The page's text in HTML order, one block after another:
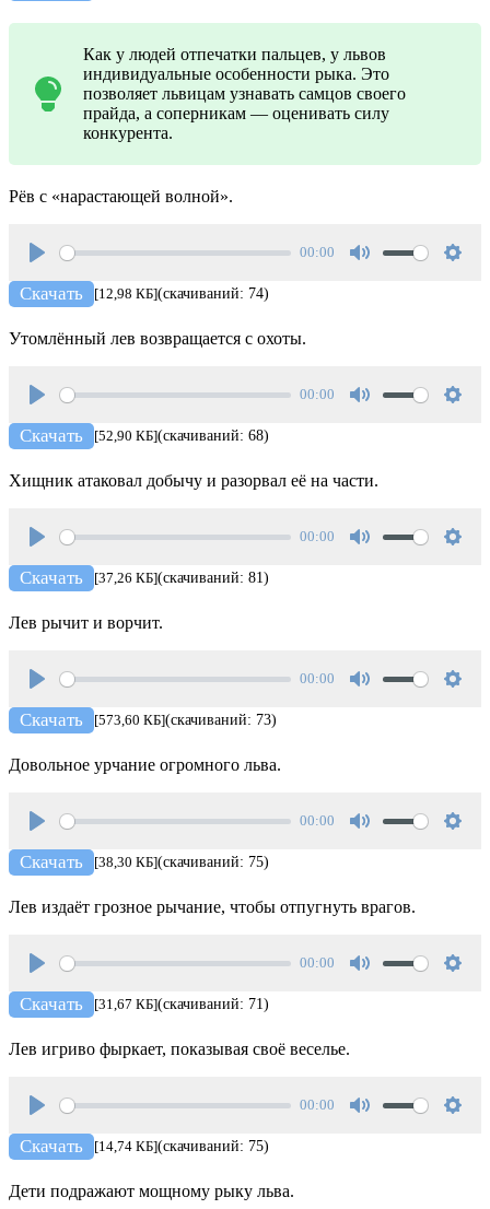
Как у людей отпечатки пальцев, у львов
индивидуальные особенности рыка. Это
позволяет львицам узнавать самцов своего
прайда, а соперникам — оценивать силу
конкурента.
Рёв с «нарастающей волной».
Play
00:00
Скачать [12,98 КБ](скачиваний: 74)
Утомлённый лев возвращается с охоты.
Play
00:00
Скачать [52,90 КБ](скачиваний: 68)
Хищник атаковал добычу и разорвал её на части.
Play
00:00
Скачать [37,26 КБ](скачиваний: 81)
Лев рычит и ворчит.
Play
00:00
Скачать [573,60 КБ](скачиваний: 73)
Довольное урчание огромного льва.
Play
00:00
Скачать [38,30 КБ](скачиваний: 75)
Лев издаёт грозное рычание, чтобы отпугнуть врагов.
Play
00:00
Скачать [31,67 КБ](скачиваний: 71)
Лев игриво фыркает, показывая своё веселье.
Play
00:00
Скачать [14,74 КБ](скачиваний: 75)
Дети подражают мощному рыку льва.